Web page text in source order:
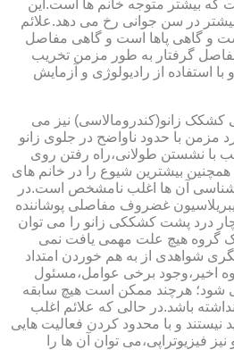
که بیشتر متوجه خانم ها است.این
در سن جوانی رخ می دهد.علائم
و گاهی پاها است و گاهی مفاصل
گرفتار به طور مزمن تخریب
استفاده از رادیولوژی و آزمایش
زانو(کندرومالاسی) نیز می
مزمن با حدود ناواضح در جلوی زانو
با نشستن طولانی،راه رفتن روی
بیشترین شیوع را در خانم های
شناسی آن ها اغلب نامشخص است.در
غضروف مفاصلی پوشاننده
درد پشت کشککی زانو را می توان
گروه هیچ علت مهمی یافت نمی
شواهدی از به هم خوردن امتداد
اخیر،وجود برخی عوامل،مسئول
شود؛ هرچند ممکن است هیچ سابقه
باشد.در حالی که علائم اغلب
نیستند و با محدود کردن فعالیت هایی
فیزیوتراپی،می توان آن ها را